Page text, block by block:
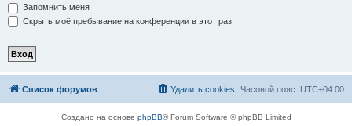
Запомнить меня
Скрыть моё пребывание на конференции в этот раз
Список форумов Часовой пояс: UTC+04:00
Удалить cookies
Создано на основе phpBB® Forum Software © phpBB Limited